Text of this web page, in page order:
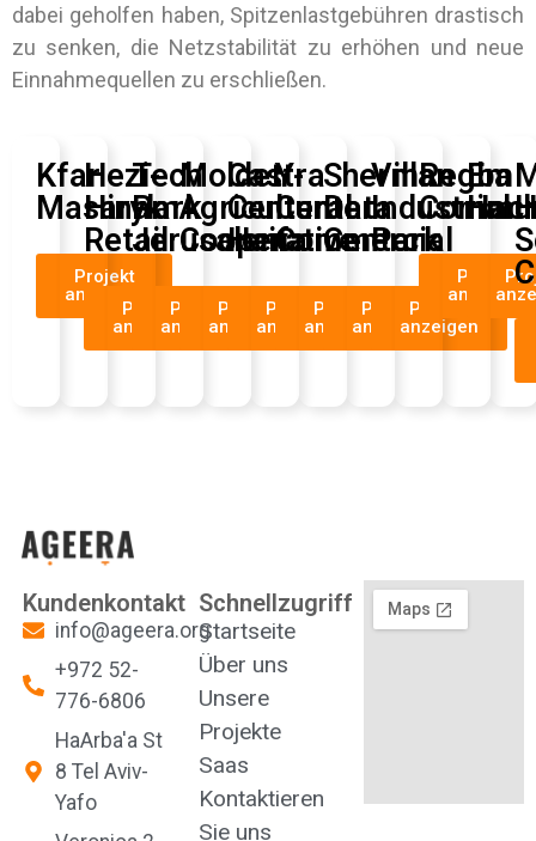
dabei geholfen haben, Spitzenlastgebühren drastisch
zu senken, die Netzstabilität zu erhöhen und neue
Einnahmequellen zu erschließen.
Kfar
Masaryk
Projekt
anzeigen
Hezi-
Hinam
Retail
Projekt
anzeigen
Tech
Park
Jerusalem
Projekt
anzeigen
Moldet
Agricultural
Cooperative
Projekt
anzeigen
Castra
Center
Haifa
Projekt
anzeigen
Y-
Center
Commercial
Projekt
anzeigen
Sherman
Data
Center
Projekt
anzeigen
Villar
Industrial
Park
Projekt
anzeigen
Regba
Projekt
anzeigen
Em
Kundenkontakt
info@ageera.org
+972 52-
776-6806⁩
HaArba'a St
8 Tel Aviv-
Yafo
Schnellzugriff
Startseite
Über uns
Unsere
Projekte
Saas
Kontaktieren
Sie uns